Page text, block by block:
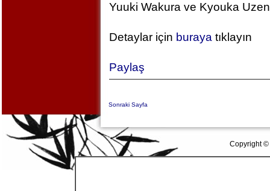
Yuuki Wakura ve Kyouka
Detaylar için buraya tıklayın
Paylaş
Sonraki Sayfa
Copyright ©